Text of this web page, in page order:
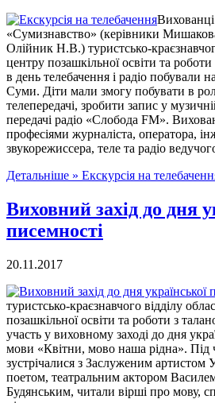
Вихованці
«Сумизнавство» (керівники
Олійник Н.В.) туристсько-
центру позашкільної освіти та
в день телебачення і радіо побували
Суми. Діти мали змогу побувати в
телепередачі, зробити запис у
передачі радіо «Слобода FM».
професіями журналіста, оператора,
звукорежиссера, теле та радіо
Детальніше » Екскурсія на
Виховний захід до дня
писемності
20.11.2017
туристсько-краєзнавчого відділу
позашкільної освіти та роботи з
участь у виховному заході до дня
мови «Квітни, мово наша рідна». Під
зустрічалися з Заслуженим артистом
поетом, театральним актором
Будянським, читали вірші про мову,